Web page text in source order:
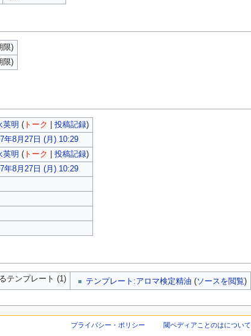
限)
限)
英明 (トーク 投稿記録)
年8月27日 (月) 10:29
英明 (トーク 投稿記録)
年8月27日 (月) 10:29
テンプレート (1) テンプレート:アロマ検定精油 (ソースを閲覧)
プライバシー・ポリシー 閾ペディアことのはについて